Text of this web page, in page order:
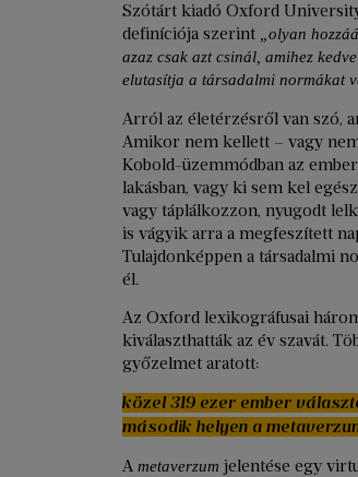
Szótárt kiadó Oxford
definíciója szerint „olyan
azaz csak azt csinál, amihez
elutasítja a társadalmi normákat
Arról az életérzésről van szó,
Amikor nem kellett – vagy
Kobold-üzemmódban az
lakásban, vagy ki sem kel
vagy táplálkozzon, nyugodt
is vágyik arra a megfeszített
Tulajdonképpen a társadalmi
él.
Az Oxford lexikográfusai
kiválaszthatták az év szavát.
győzelmet aratott:
közel 319 ezer ember
második helyen a
A metaverzum jelentése egy